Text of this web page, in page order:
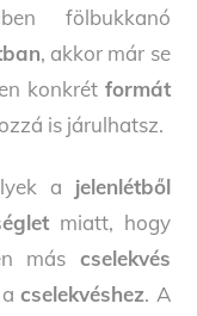
fölbukkanó
, akkor már se
konkrét formát
is járulhatsz.
a jelenlétből
miatt, hogy
más cselekvés
acselekvéshez. A